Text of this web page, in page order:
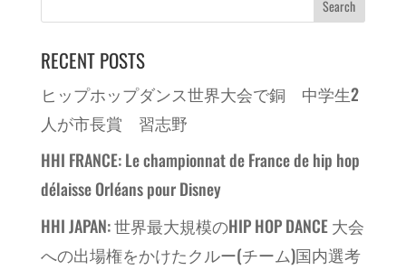
RECENT POSTS
ヒップホップダンス世界大会で銅 中学生2
人が市長賞 習志野
HHI FRANCE: Le championnat de France de hip hop
délaisse Orléans pour Disney
HHI JAPAN: 世界最大規模のHIP HOP DANCE 大会
への出場権をかけたクルー(チーム)国内選考